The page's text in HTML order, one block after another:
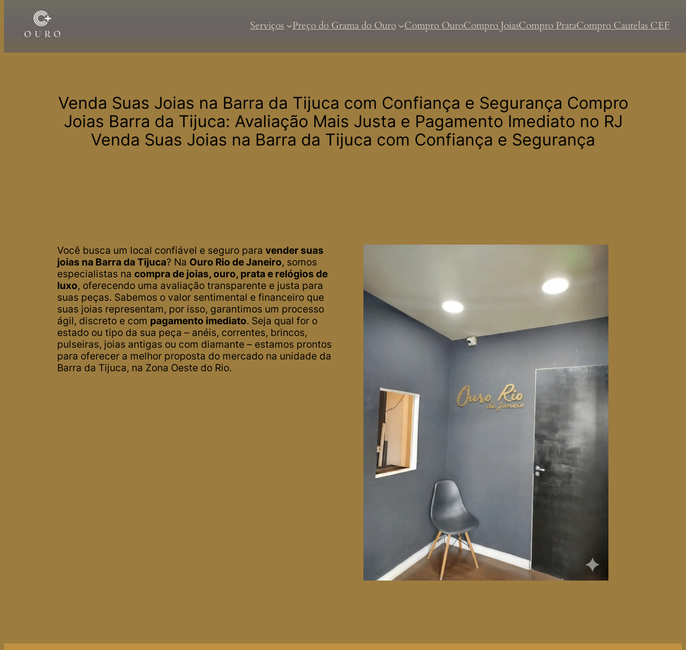
Serviços Preço do Grama do Ouro Compro OuroCompro JoiasCompro PrataCompro Cautelas CEF
Venda Suas Joias na Barra da Tijuca com Confiança e Segurança Compro
Joias Barra da Tijuca: Avaliação Mais Justa e Pagamento Imediato no RJ
Venda Suas Joias na Barra da Tijuca com Confiança e Segurança
Você busca um local confiável e seguro para vender suas
joias na Barra da Tijuca? Na Ouro Rio de Janeiro, somos
especialistas na compra de joias, ouro, prata e relógios de
luxo, oferecendo uma avaliação transparente e justa para
suas peças. Sabemos o valor sentimental e financeiro que
suas joias representam, por isso, garantimos um processo
ágil, discreto e com pagamento imediato. Seja qual for o
estado ou tipo da sua peça – anéis, correntes, brincos,
pulseiras, joias antigas ou com diamante – estamos prontos
para oferecer a melhor proposta do mercado na unidade da
Barra da Tijuca, na Zona Oeste do Rio.